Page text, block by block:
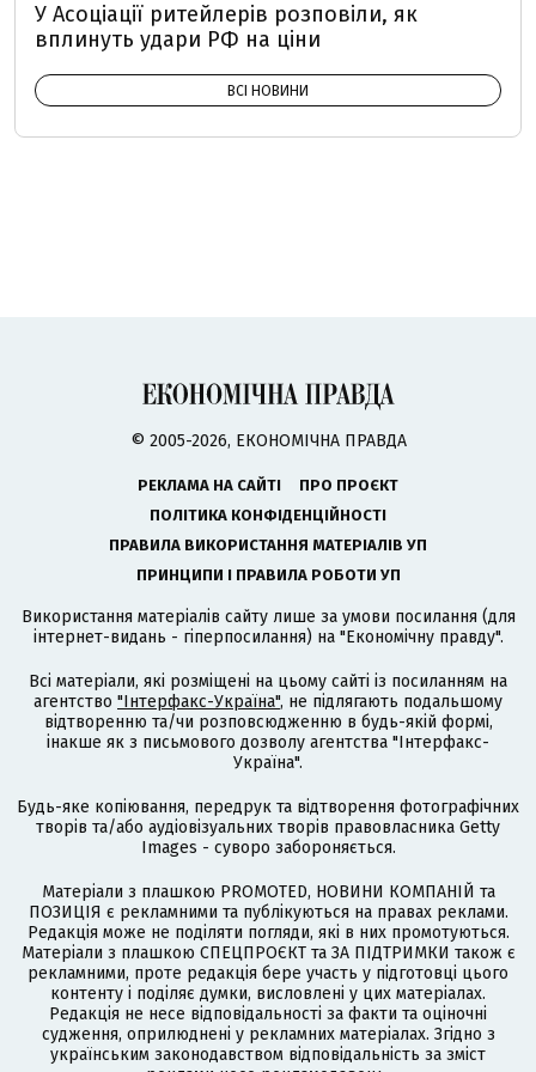
У Асоціації ритейлерів розповіли, як
вплинуть удари РФ на ціни
ВСІ НОВИНИ
© 2005-2026, ЕКОНОМІЧНА ПРАВДА
РЕКЛАМА НА САЙТІ
ПРО ПРОЄКТ
ПОЛІТИКА КОНФІДЕНЦІЙНОСТІ
ПРАВИЛА ВИКОРИСТАННЯ МАТЕРІАЛІВ УП
ПРИНЦИПИ І ПРАВИЛА РОБОТИ УП
Використання матеріалів сайту лише за умови посилання (для
інтернет-видань - гіперпосилання) на "Економічну правду".
Всі матеріали, які розміщені на цьому сайті із посиланням на
агентство "Інтерфакс-Україна", не підлягають подальшому
відтворенню та/чи розповсюдженню в будь-якій формі,
інакше як з письмового дозволу агентства "Інтерфакс-
Україна".
Будь-яке копіювання, передрук та відтворення фотографічних
творів та/або аудіовізуальних творів правовласника Getty
Images - суворо забороняється.
Матеріали з плашкою PROMOTED, НОВИНИ КОМПАНІЙ та
ПОЗИЦІЯ є рекламними та публікуються на правах реклами.
Редакція може не поділяти погляди, які в них промотуються.
Матеріали з плашкою СПЕЦПРОЄКТ та ЗА ПІДТРИМКИ також є
рекламними, проте редакція бере участь у підготовці цього
контенту і поділяє думки, висловлені у цих матеріалах.
Редакція не несе відповідальності за факти та оціночні
судження, оприлюднені у рекламних матеріалах. Згідно з
українським законодавством відповідальність за зміст